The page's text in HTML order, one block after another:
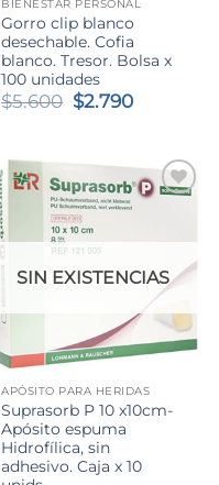
BIENESTAR PERSONAL
Gorro clip blanco
desechable. Cofia
blanco. Tresor. Bolsa x
100 unidades
$5.600 El
$5.600.
$2.790El
$2.790.
SIN EXISTENCIAS
APÓSITO PARA HERIDAS
Suprasorb P 10 x10cm-
Apósito espuma
Hidrofílica, sin
adhesivo. Caja x 10